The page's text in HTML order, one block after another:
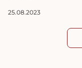
25.08.2023